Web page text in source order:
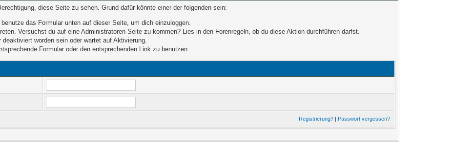
diese Seite zu sehen. Grund dafür könnte einer der folgenden sein:
das Formular unten auf dieser Seite, um dich einzuloggen.
Versuchst du auf eine Administratoren-Seite zu kommen? Lies in den Forenregeln, ob du diese Aktion durchführen darfst.
worden sein oder wartet auf Aktivierung.
Formular oder den entsprechenden Link zu benutzen.
Registrierung? | Passwort vergessen?